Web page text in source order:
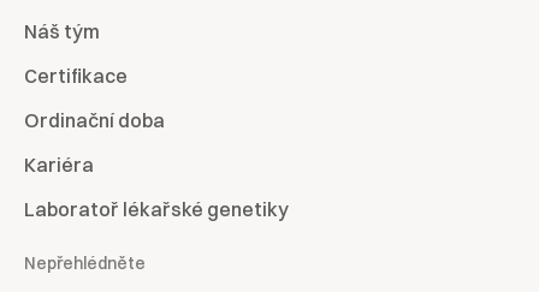
Náš tým
Certifikace
Ordinační doba
Kariéra
Laboratoř lékařské genetiky
Nepřehlédněte